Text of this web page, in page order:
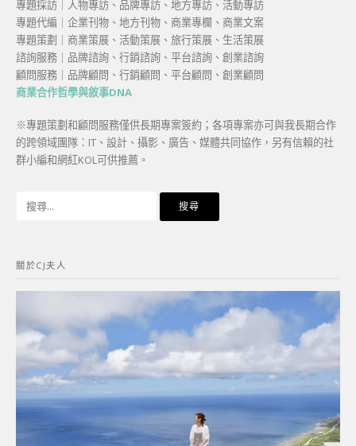
專題採訪｜人物專訪、品牌專訪、地方專訪、活動專訪
專題代編｜企業刊物、地方刊物、商業專欄、商業文案
專題策劃｜商業策展、活動策展、旅行策展、生活策展
諮詢服務｜品牌諮詢、行銷諮詢、平台諮詢、創業諮詢
顧問服務｜品牌顧問、行銷顧問、平台顧問、創業顧問
商業合作哲學與敘事DNA
※專題策劃和顧問服務僅供長期專案簽約；各項專案亦可與我長期合作
的跨領域團隊：IT、設計、攝影、廣告、媒體共同協作，另有信賴的社
群小編和網紅KOL可供推薦。
字:
關於CJ夫人